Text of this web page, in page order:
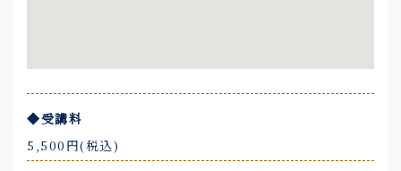
◆受講料
5,500円(税込)